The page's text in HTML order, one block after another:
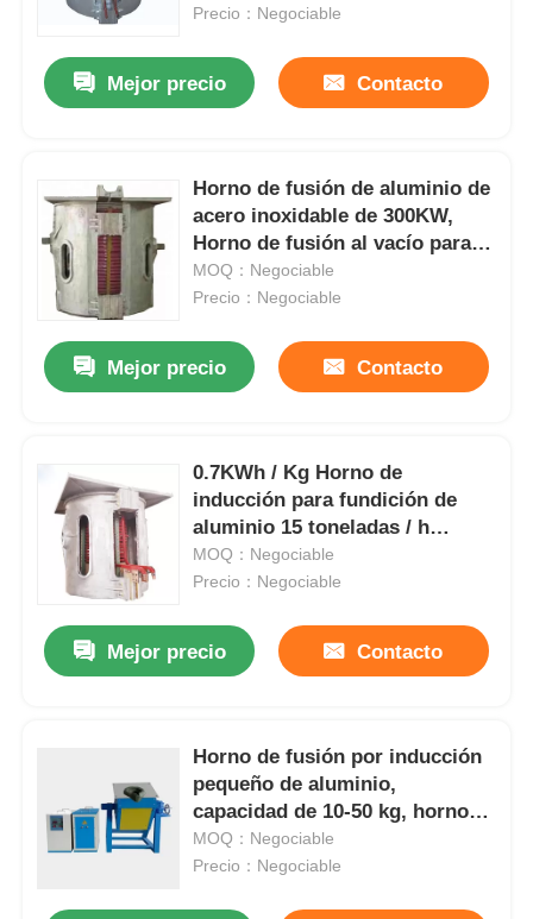
Precio：Negociable
Mejor precio Contacto
Horno de fusión de aluminio de
acero inoxidable de 300KW,
Horno de fusión al vacío para
metales no ferrosos
MOQ：Negociable
Precio：Negociable
Mejor precio Contacto
0.7KWh / Kg Horno de
inducción para fundición de
aluminio 15 toneladas / h
Calentamiento eléctrico por
agua circulante
MOQ：Negociable
Precio：Negociable
Mejor precio Contacto
Horno de fusión por inducción
pequeño de aluminio,
capacidad de 10-50 kg, horno
de inducción IGBT, fácil
operación
MOQ：Negociable
Precio：Negociable